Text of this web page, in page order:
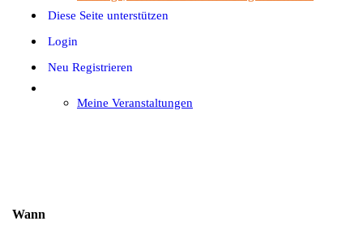
Diese Seite unterstützen
Login
Neu Registrieren
Meine Veranstaltungen
Wann